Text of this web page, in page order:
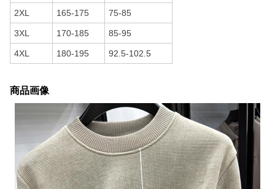
2XL 165-175 75-85
3XL 170-185 85-95
4XL 180-195 92.5-102.5
商品画像